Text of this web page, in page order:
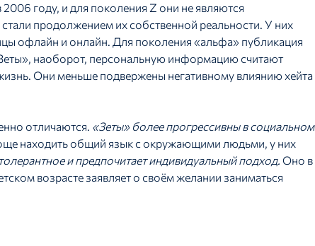
году, и для поколения Z они не являются
продолжением их собственной реальности. У них
офлайн и онлайн. Для поколения «альфа» публикация
наоборот, персональную информацию считают
Они меньше подвержены негативному влиянию хейта
отличаются. «Зеты» более прогрессивны в социальном
находить общий язык с окружающими людьми, у них
и предпочитает индивидуальный подход. Оно в
возрасте заявляет о своём желании заниматься